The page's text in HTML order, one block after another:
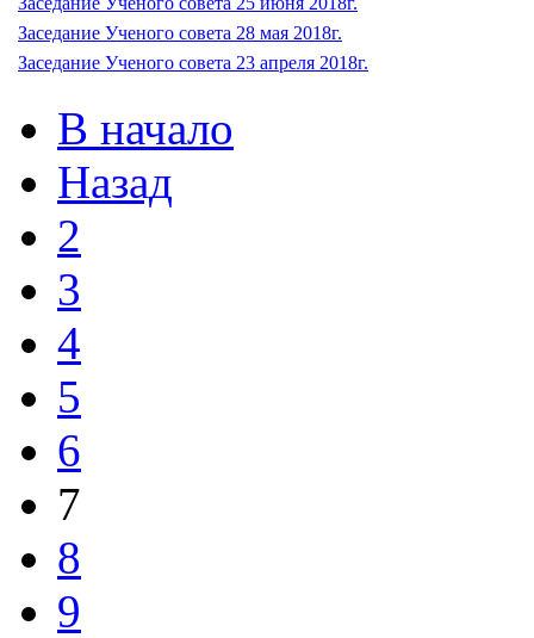
Заседание Ученого совета 28 мая 2018г.
Заседание Ученого совета 23 апреля 2018г.
В начало
Назад
2
3
4
5
6
7
8
9